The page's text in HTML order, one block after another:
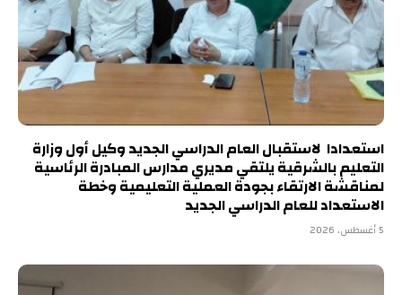
استعدادا لاستقبال العام الدراسي الجديد وكيل أول وزارة
التعليم بالشرقية يلتقي مديري مدارس المبادرة الرئاسية
لمناقشة الارتقاء بجودة العملية التعليمية وخطة
الاستعداد للعام الدراسي الجديد
5 أغسطس، 2026